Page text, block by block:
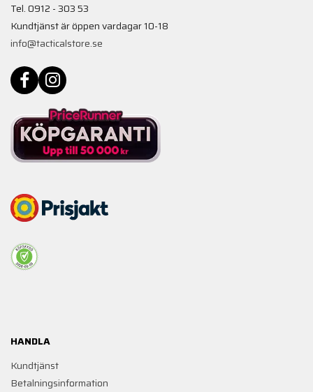
Tel. 0912 - 303 53
Kundtjänst är öppen vardagar 10-18
info@tacticalstore.se
HANDLA
Kundtjänst
Betalningsinformation